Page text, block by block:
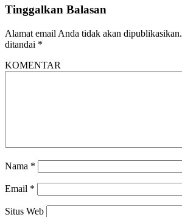
Tinggalkan Balasan
Alamat email Anda tidak akan dipublikasikan.
ditandai *
KOMENTAR
Nama *
Email *
Situs Web